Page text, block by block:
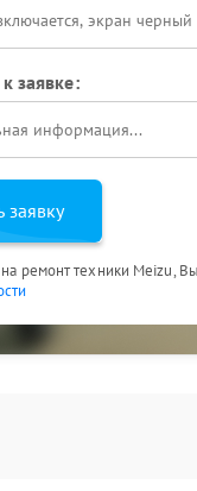
заявке:
заявку
на ремонт техники Meizu,